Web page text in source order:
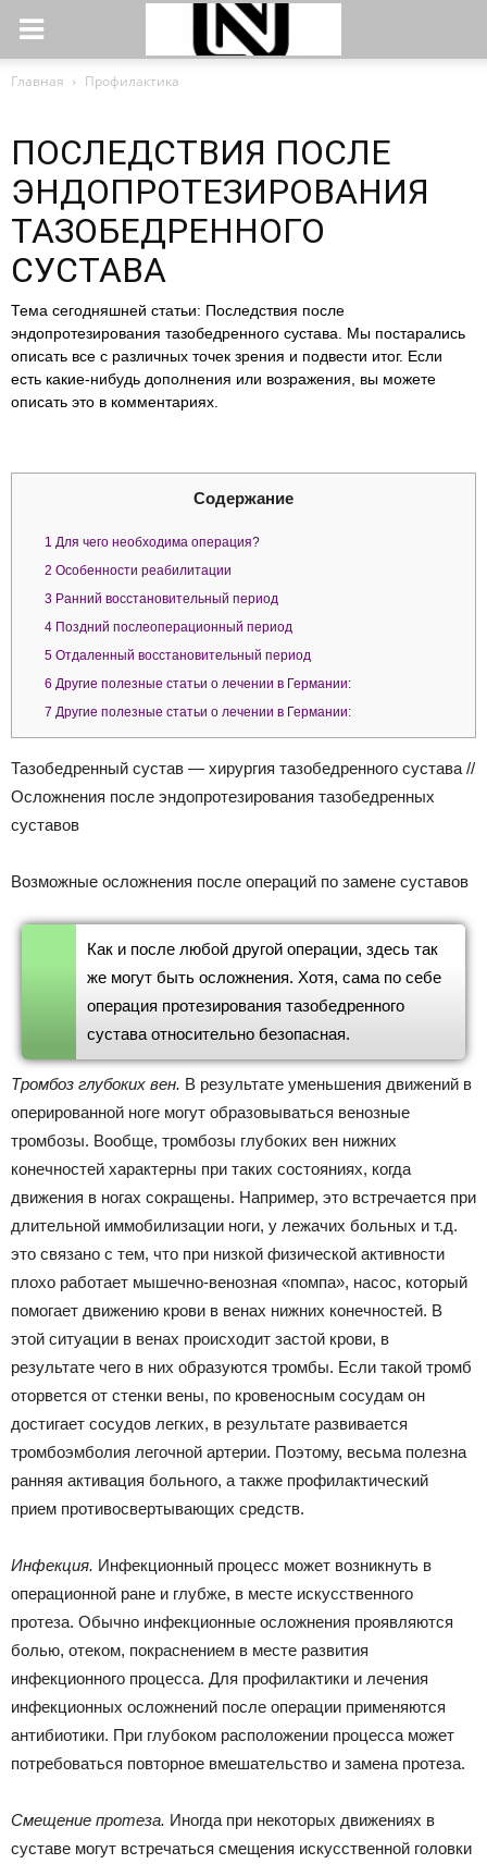
Главная Профилактика
ПОСЛЕДСТВИЯ ПОСЛЕ
ЭНДОПРОТЕЗИРОВАНИЯ
ТАЗОБЕДРЕННОГО
СУСТАВА
Тема сегодняшней статьи: Последствия после
эндопротезирования тазобедренного сустава. Мы постарались
описать все с различных точек зрения и подвести итог. Если
есть какие-нибудь дополнения или возражения, вы можете
описать это в комментариях.
Содержание
1 Для чего необходима операция?
2 Особенности реабилитации
3 Ранний восстановительный период
4 Поздний послеоперационный период
5 Отдаленный восстановительный период
6 Другие полезные статьи о лечении в Германии:
7 Другие полезные статьи о лечении в Германии:
Тазобедренный сустав — хирургия тазобедренного сустава //
Осложнения после эндопротезирования тазобедренных
суставов
Возможные осложнения после операций по замене суставов
Как и после любой другой операции, здесь так
же могут быть осложнения. Хотя, сама по себе
операция протезирования тазобедренного
сустава относительно безопасная.
Тромбоз глубоких вен. В результате уменьшения движений в
оперированной ноге могут образовываться венозные
тромбозы. Вообще, тромбозы глубоких вен нижних
конечностей характерны при таких состояниях, когда
движения в ногах сокращены. Например, это встречается при
длительной иммобилизации ноги, у лежачих больных и т.д.
это связано с тем, что при низкой физической активности
плохо работает мышечно-венозная «помпа», насос, который
помогает движению крови в венах нижних конечностей. В
этой ситуации в венах происходит застой крови, в
результате чего в них образуются тромбы. Если такой тромб
оторвется от стенки вены, по кровеносным сосудам он
достигает сосудов легких, в результате развивается
тромбоэмболия легочной артерии. Поэтому, весьма полезна
ранняя активация больного, а также профилактический
прием противосвертывающих средств.
Инфекция. Инфекционный процесс может возникнуть в
операционной ране и глубже, в месте искусственного
протеза. Обычно инфекционные осложнения проявляются
болью, отеком, покраснением в месте развития
инфекционного процесса. Для профилактики и лечения
инфекционных осложнений после операции применяются
антибиотики. При глубоком расположении процесса может
потребоваться повторное вмешательство и замена протеза.
Смещение протеза. Иногда при некоторых движениях в
суставе могут встречаться смещения искусственной головки